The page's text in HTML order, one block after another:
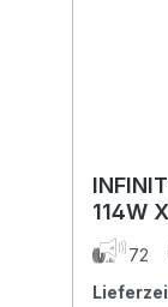
114W
72